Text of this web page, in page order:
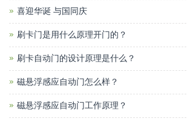
喜迎华诞 与国同庆
刷卡门是用什么原理开门的？
刷卡自动门的设计原理是什么？
磁悬浮感应自动门怎么样？
磁悬浮感应自动门工作原理？